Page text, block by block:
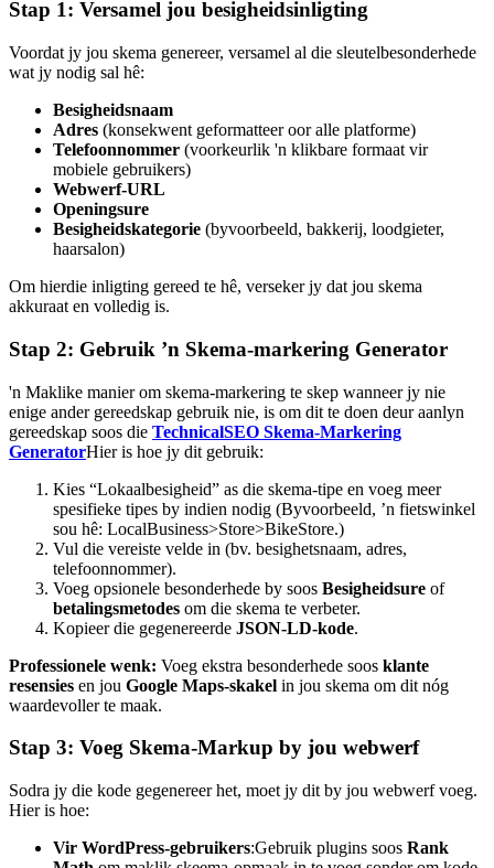
Stap 1: Versamel jou besigheidsinligting
Voordat jy jou skema genereer, versamel al die sleutelbesonderhede
wat jy nodig sal hê:
Besigheidsnaam
Adres (konsekwent geformatteer oor alle platforme)
Telefoonnommer (voorkeurlik 'n klikbare formaat vir
mobiele gebruikers)
Webwerf-URL
Openingsure
Besigheidskategorie (byvoorbeeld, bakkerij, loodgieter,
haarsalon)
Om hierdie inligting gereed te hê, verseker jy dat jou skema
akkuraat en volledig is.
Stap 2: Gebruik ’n Skema-markering Generator
'n Maklike manier om skema-markering te skep wanneer jy nie
enige ander gereedskap gebruik nie, is om dit te doen deur aanlyn
gereedskap soos die TechnicalSEO Skema-Markering
GeneratorHier is hoe jy dit gebruik:
Kies “Lokaalbesigheid” as die skema-tipe en voeg meer
spesifieke tipes by indien nodig (Byvoorbeeld, ’n fietswinkel
sou hê: LocalBusiness>Store>BikeStore.)
Vul die vereiste velde in (bv. besighetsnaam, adres,
telefoonnommer).
Voeg opsionele besonderhede by soos Besigheidsure of
betalingsmetodes om die skema te verbeter.
Kopieer die gegenereerde JSON-LD-kode.
Professionele wenk: Voeg ekstra besonderhede soos klante
resensies en jou Google Maps-skakel in jou skema om dit nóg
waardevoller te maak.
Stap 3: Voeg Skema-Markup by jou webwerf
Sodra jy die kode gegenereer het, moet jy dit by jou webwerf voeg.
Hier is hoe:
Vir WordPress-gebruikers:Gebruik plugins soos Rank